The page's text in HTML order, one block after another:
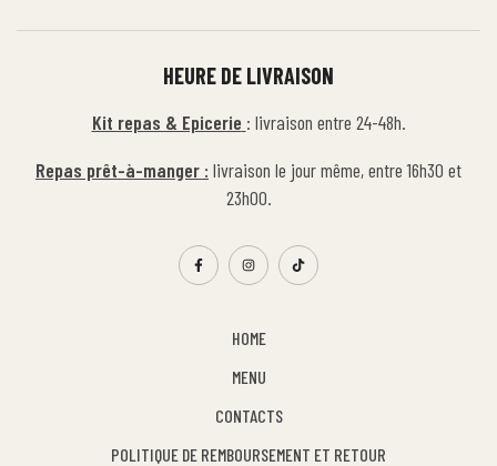
HOME
MENU
CONTACTS
POLITIQUE DE REMBOURSEMENT ET RETOUR
HEURE DE LIVRAISON
Kit repas & Epicerie : livraison entre 24-48h.
Repas prêt-à-manger : livraison le jour même, entre 16h30 et
23h00.